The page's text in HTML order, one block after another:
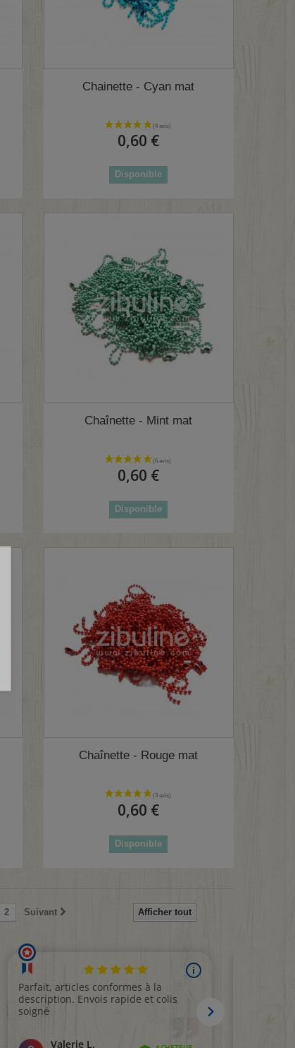
Chainette - Cyan mat
0,60 €
Disponible
Chaînette - Mint mat
0,60 €
Disponible
Chaînette - Rouge mat
0,60 €
Disponible
Afficher tout
2 Suivant